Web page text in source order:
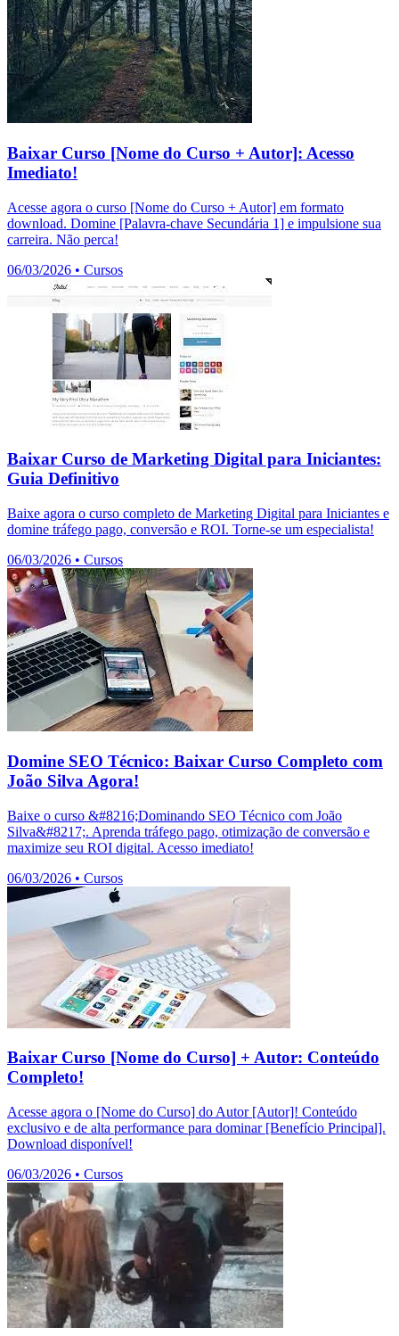
Baixar Curso [Nome do Curso + Autor]: Acesso
Imediato!
Acesse agora o curso [Nome do Curso + Autor] em formato
download. Domine [Palavra-chave Secundária 1] e impulsione sua
carreira. Não perca!
06/03/2026 • Cursos
Baixar Curso de Marketing Digital para Iniciantes:
Guia Definitivo
Baixe agora o curso completo de Marketing Digital para Iniciantes e
domine tráfego pago, conversão e ROI. Torne-se um especialista!
06/03/2026 • Cursos
Domine SEO Técnico: Baixar Curso Completo com
João Silva Agora!
Baixe o curso &#8216;Dominando SEO Técnico com João
Silva&#8217;. Aprenda tráfego pago, otimização de conversão e
maximize seu ROI digital. Acesso imediato!
06/03/2026 • Cursos
Baixar Curso [Nome do Curso] + Autor: Conteúdo
Completo!
Acesse agora o [Nome do Curso] do Autor [Autor]! Conteúdo
exclusivo e de alta performance para dominar [Benefício Principal].
Download disponível!
06/03/2026 • Cursos